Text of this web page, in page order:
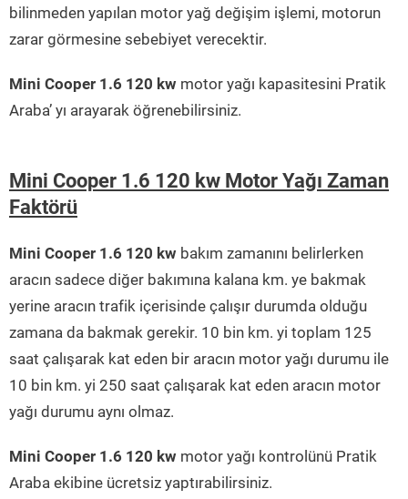
bilinmeden yapılan motor yağ değişim işlemi, motorun
zarar görmesine sebebiyet verecektir.
Mini Cooper 1.6 120 kw motor yağı kapasitesini Pratik
Araba’ yı arayarak öğrenebilirsiniz.
Mini Cooper 1.6 120 kw Motor Yağı Zaman
Faktörü
Mini Cooper 1.6 120 kw bakım zamanını belirlerken
aracın sadece diğer bakımına kalana km. ye bakmak
yerine aracın trafik içerisinde çalışır durumda olduğu
zamana da bakmak gerekir. 10 bin km. yi toplam 125
saat çalışarak kat eden bir aracın motor yağı durumu ile
10 bin km. yi 250 saat çalışarak kat eden aracın motor
yağı durumu aynı olmaz.
Mini Cooper 1.6 120 kw motor yağı kontrolünü Pratik
Araba ekibine ücretsiz yaptırabilirsiniz.